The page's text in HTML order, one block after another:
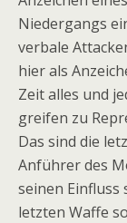
Niedergangs
verbale
hier als
Zeit alles und
greifen zu
Das sind die
Anführer des
seinen Einfluss
letzten Waffe